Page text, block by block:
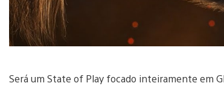
Será um State of Play focado inteiramente em